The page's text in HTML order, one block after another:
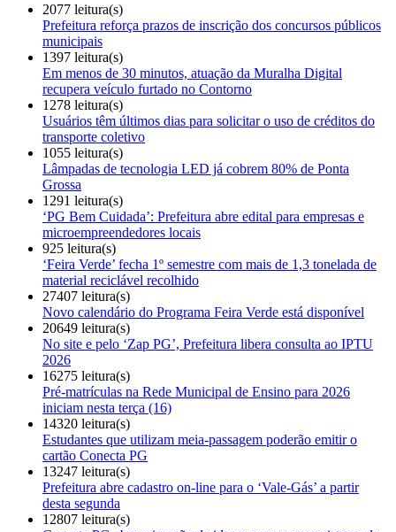
2077 leitura(s)
Prefeitura reforça prazos de inscrição dos concursos públicos
municipais
1397 leitura(s)
Em menos de 30 minutos, atuação da Muralha Digital
recupera veículo furtado no Contorno
1278 leitura(s)
Usuários têm últimos dias para solicitar o uso de créditos do
transporte coletivo
1055 leitura(s)
Lâmpadas de tecnologia LED já cobrem 80% de Ponta
Grossa
1291 leitura(s)
‘PG Bem Cuidada’: Prefeitura abre edital para empresas e
microempreendedores locais
925 leitura(s)
‘Feira Verde’ fecha 1º semestre com mais de 1,3 tonelada de
material reciclável recolhido
27407 leitura(s)
Novo calendário do Programa Feira Verde está disponível
20649 leitura(s)
No site e pelo ‘Zap PG’, Prefeitura libera consulta ao IPTU
2026
16275 leitura(s)
Pré-matrículas na Rede Municipal de Ensino para 2026
iniciam nesta terça (16)
14320 leitura(s)
Estudantes que utilizam meia-passagem poderão emitir o
cartão Conecta PG
13247 leitura(s)
Prefeitura abre cadastro on-line para o ‘Vale-Gás’ a partir
desta segunda
12807 leitura(s)